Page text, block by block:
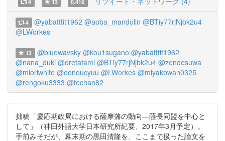
4 13 0.416
4 @yabattfit1962 @aoba_mandolin @BTiy77rjNjbk2u4
@LWorkes
13 @bluewavsky @kou1sugano @yabattfit1962
@nana_duki @oretatami @BTiy77rjNjbk2u4 @zendesuwa
@mioriwhite @oonoucyuu @LWorkes @miyakowan0325
@rengoku3333 @techan82
拙稿「慶応期政局における薩摩藩の動向―薩長同盟を中心と
して」（神田外語大学日本研究所紀要、2017年3月予定）。
手前みそだが、幕末期の黒田清隆を、ここまで扱った論文を